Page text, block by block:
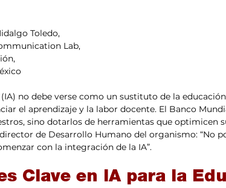
Toledo,
Lab,
no debe verse como un sustituto de la
el aprendizaje y la labor docente. El Banco
sino dotarlos de herramientas que optimicen
de Desarrollo Humano del organismo: “No
con la integración de la IA”.
Clave en IA para la